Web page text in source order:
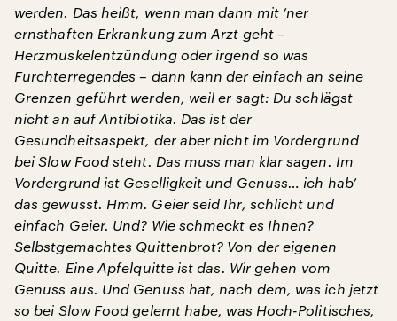
werden. Das heißt, wenn man dann mit ’ner
ernsthaften Erkrankung zum Arzt geht –
Herzmuskelentzündung oder irgend so was
Furchterregendes – dann kann der einfach an seine
Grenzen geführt werden, weil er sagt: Du schlägst
nicht an auf Antibiotika. Das ist der
Gesundheitsaspekt, der aber nicht im Vordergrund
bei Slow Food steht. Das muss man klar sagen. Im
Vordergrund ist Geselligkeit und Genuss… ich hab’
das gewusst. Hmm. Geier seid Ihr, schlicht und
einfach Geier. Und? Wie schmeckt es Ihnen?
Selbstgemachtes Quittenbrot? Von der eigenen
Quitte. Eine Apfelquitte ist das. Wir gehen vom
Genuss aus. Und Genuss hat, nach dem, was ich jetzt
so bei Slow Food gelernt habe, was Hoch-Politisches,